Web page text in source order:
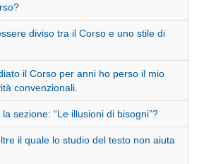
diviso tra il Corso e uno stile di
il Corso per anni ho perso il mio
convenzionali.
sezione: “Le illusioni di bisogni”?
il quale lo studio del testo non aiuta